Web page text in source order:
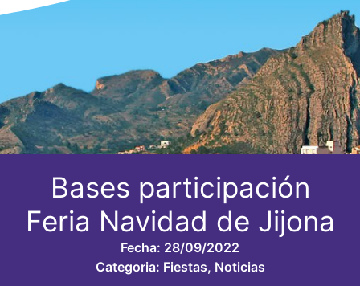
Bases participación
Feria Navidad de Jijona
Fecha: 28/09/2022
Categoria: Fiestas, Noticias